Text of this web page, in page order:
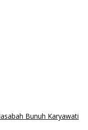
Bunuh Karyawati